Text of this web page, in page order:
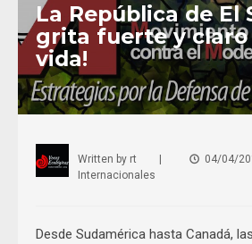
La República de El
grita fuerte y claro
vida!
Written by rt 04/04/
Internacionales
Desde Sudamérica hasta Canadá,